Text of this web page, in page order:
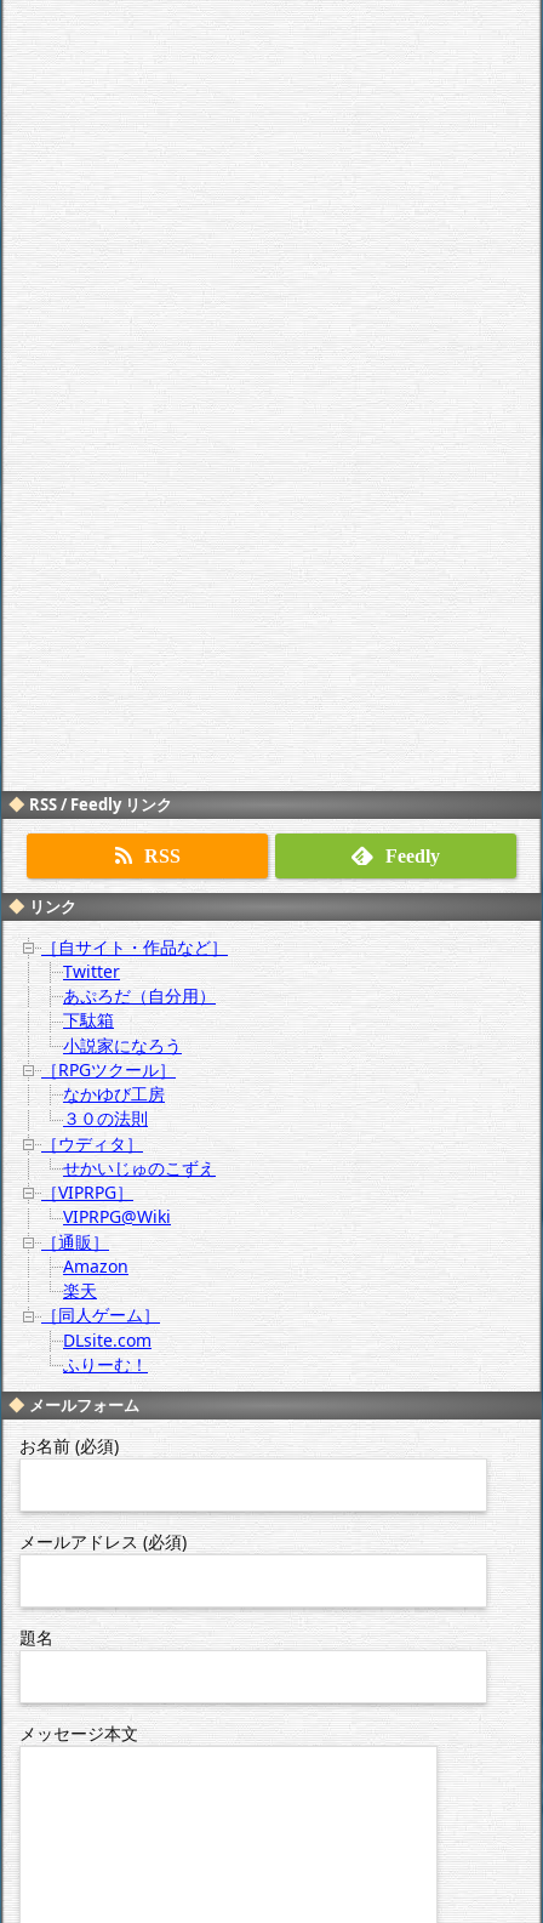
RSS / Feedly リンク
RSS Feedly
リンク
［自サイト・作品など］
Twitter
あぷろだ（自分用）
下駄箱
小説家になろう
［RPGツクール］
なかゆび工房
３０の法則
［ウディタ］
せかいじゅのこずえ
［VIPRPG］
VIPRPG@Wiki
［通販］
Amazon
楽天
［同人ゲーム］
DLsite.com
ふりーむ！
メールフォーム
お名前 (必須)
メールアドレス (必須)
題名
メッセージ本文